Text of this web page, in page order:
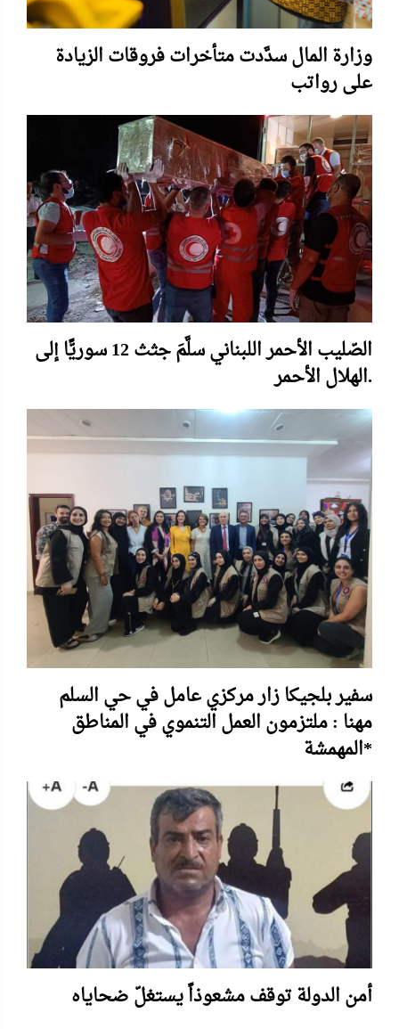
وزارة المال سدَّدت متأخرات فروقات الزيادة
على رواتب
الصّليب الأحمر اللبناني سلَّمَ جثث 12 سوريًّا إلى
الهلال الأحمر.
سفير بلجيكا زار مركزي عامل في حي السلم
مهنا : ملتزمون العمل التنموي في المناطق
المهمشة*
أمن الدولة توقف مشعوذاً يستغلّ ضحاياه